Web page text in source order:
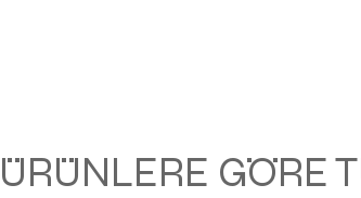
ÜRÜNLERE GÖRE